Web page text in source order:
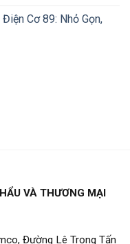
Cơ 89: Nhỏ Gọn,
VÀ THƯƠNG MẠI
Đường Lê Trọng Tấn